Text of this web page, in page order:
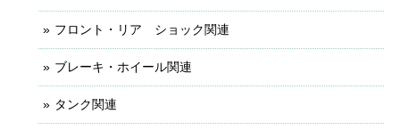
フロント・リア ショック関連
ブレーキ・ホイール関連
タンク関連